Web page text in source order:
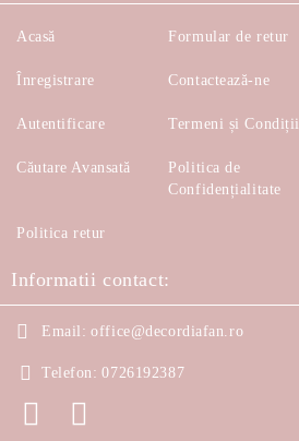
Acasă
Înregistrare
Autentificare
Căutare Avansată
Formular de retur
Contactează-ne
Termeni și Condiții
Politica de
Confidențialitate
Politica retur
Informatii contact:
Email: office@decordiafan.ro
Telefon: 0726192387